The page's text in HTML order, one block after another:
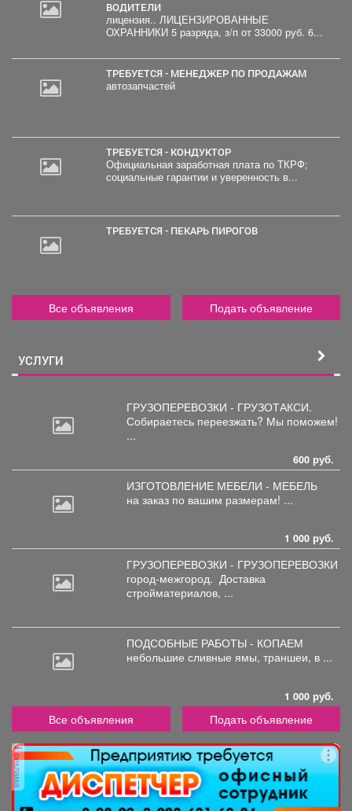
ВОДИТЕЛИ
лицензия.. ЛИЦЕНЗИРОВАННЫЕ
ОХРАННИКИ 5 разряда, з/п от 33000 руб. 6...
ТРЕБУЕТСЯ - МЕНЕДЖЕР ПО ПРОДАЖАМ
автозапчастей
ТРЕБУЕТСЯ - КОНДУКТОР
Официальная заработная плата по ТКРФ;
социальные гарантии и уверенность в...
ТРЕБУЕТСЯ - ПЕКАРЬ ПИРОГОВ
Все объявления Подать объявление
УСЛУГИ
ГРУЗОПЕРЕВОЗКИ - ГРУЗОТАКСИ.
Собираетесь переезжать? Мы поможем!
...
600 руб.
ИЗГОТОВЛЕНИЕ МЕБЕЛИ - МЕБЕЛЬ
на заказ по вашим размерам! ...
1 000 руб.
ГРУЗОПЕРЕВОЗКИ - ГРУЗОПЕРЕВОЗКИ
город-межгород. Доставка
стройматериалов, ...
ПОДСОБНЫЕ РАБОТЫ - КОПАЕМ
небольшие сливные ямы, траншеи, в ...
1 000 руб.
Все объявления Подать объявление
реклама